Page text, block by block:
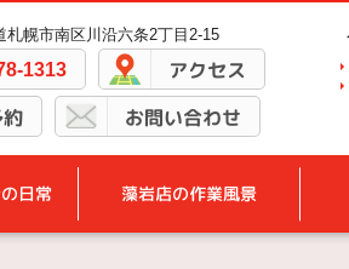
札幌市南区川沿六条2丁目2-15
1313 アクセス
お問い合わせ
日常 藻岩店の作業風景